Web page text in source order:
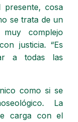
presente, cosa
se trata de un
complejo
justicia. “Es
a todas las
como si se
La
carga con el